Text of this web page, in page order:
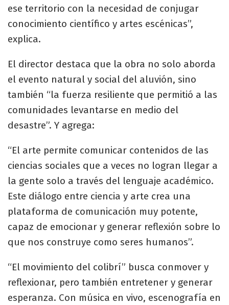
ese territorio con la necesidad de conjugar
conocimiento científico y artes escénicas”,
explica.
El director destaca que la obra no solo aborda
el evento natural y social del aluvión, sino
también “la fuerza resiliente que permitió a las
comunidades levantarse en medio del
desastre”. Y agrega:
“El arte permite comunicar contenidos de las
ciencias sociales que a veces no logran llegar a
la gente solo a través del lenguaje académico.
Este diálogo entre ciencia y arte crea una
plataforma de comunicación muy potente,
capaz de emocionar y generar reflexión sobre lo
que nos construye como seres humanos”.
“El movimiento del colibrí” busca conmover y
reflexionar, pero también entretener y generar
esperanza. Con música en vivo, escenografía en